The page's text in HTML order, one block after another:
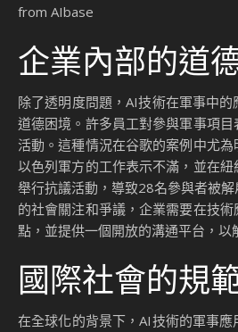
from AIbase
企業內部的道
除了透明度問題，AI技術在軍事中
道德困境。許多員工對參與軍事項
活動。這種情況在谷歌的案例中尤
以色列軍方的工作表示不滿，並在
舉行抗議活動，導致28名參與者被
的社會關注和爭議，企業需要在技
點，並提供一個開放的溝通平台，以
國際社會的規
在全球化的背景下，AI技術的軍事